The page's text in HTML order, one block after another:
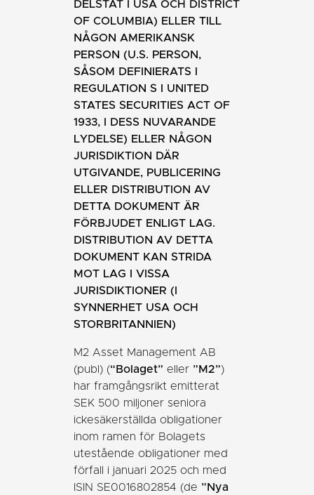
DELSTAT I USA OCH DISTRICT
OF COLUMBIA) ELLER TILL
NÅGON AMERIKANSK
PERSON (U.S. PERSON,
SÅSOM DEFINIERATS I
REGULATION S I UNITED
STATES SECURITIES ACT OF
1933, I DESS NUVARANDE
LYDELSE) ELLER NÅGON
JURISDIKTION DÄR
UTGIVANDE, PUBLICERING
ELLER DISTRIBUTION AV
DETTA DOKUMENT ÄR
FÖRBJUDET ENLIGT LAG.
DISTRIBUTION AV DETTA
DOKUMENT KAN STRIDA
MOT LAG I VISSA
JURISDIKTIONER (I
SYNNERHET USA OCH
STORBRITANNIEN)
M2 Asset Management AB
(publ) (“Bolaget” eller ”M2”)
har framgångsrikt emitterat
SEK 500 miljoner seniora
ickesäkerställda obligationer
inom ramen för Bolagets
utestående obligationer med
förfall i januari 2025 och med
ISIN SE0016802854 (de ”Nya